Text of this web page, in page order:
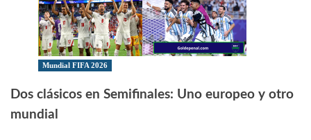
Mundial FIFA 2026
Dos clásicos en Semifinales: Uno europeo y otro
mundial